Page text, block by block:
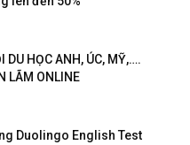
DU HỌC ANH, ÚC, MỸ,….
LÃM ONLINE
Duolingo English Test